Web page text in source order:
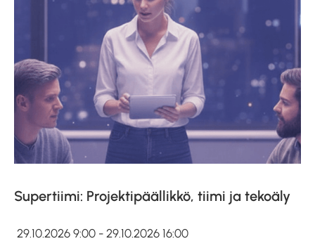
Supertiimi: Projektipäällikkö, tiimi ja tekoäly
29.10.2026 9:00 - 29.10.2026 16:00